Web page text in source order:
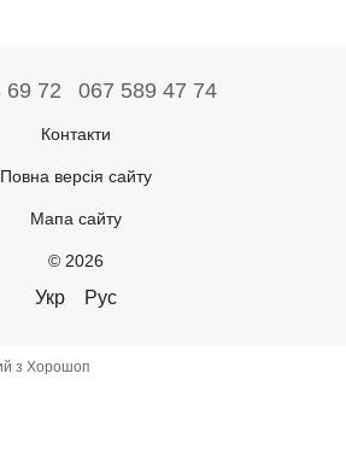
69 72 067 589 47 74
Контакти
Повна версія сайту
Мапа сайту
© 2026
Укр Рус
з Хорошоп